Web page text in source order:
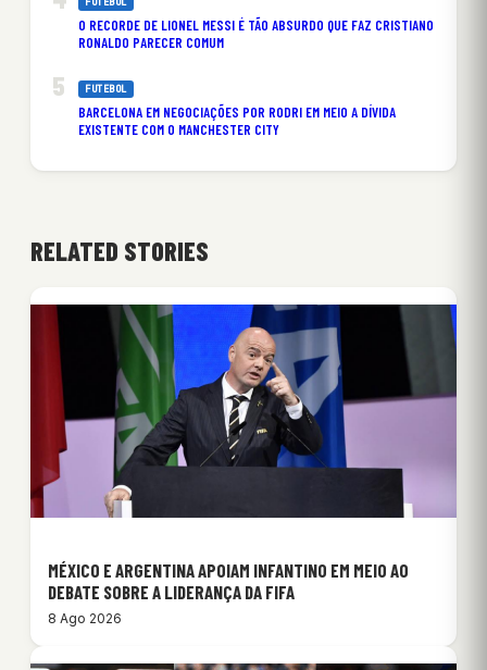
O RECORDE DE LIONEL MESSI É TÃO ABSURDO QUE FAZ CRISTIANO
RONALDO PARECER COMUM
FUTEBOL
BARCELONA EM NEGOCIAÇÕES POR RODRI EM MEIO A DÍVIDA
EXISTENTE COM O MANCHESTER CITY
RELATED STORIES
MÉXICO E ARGENTINA APOIAM INFANTINO EM MEIO AO
DEBATE SOBRE A LIDERANÇA DA FIFA
8 Ago 2026